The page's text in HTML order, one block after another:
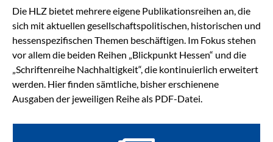
Die HLZ bietet mehrere eigene Publikationsreihen an, die
sich mit aktuellen gesellschaftspolitischen, historischen und
hessenspezifischen Themen beschäftigen. Im Fokus stehen
vor allem die beiden Reihen „Blickpunkt Hessen“ und die
„Schriftenreihe Nachhaltigkeit“, die kontinuierlich erweitert
werden. Hier finden sämtliche, bisher erschienene
Ausgaben der jeweiligen Reihe als PDF-Datei.